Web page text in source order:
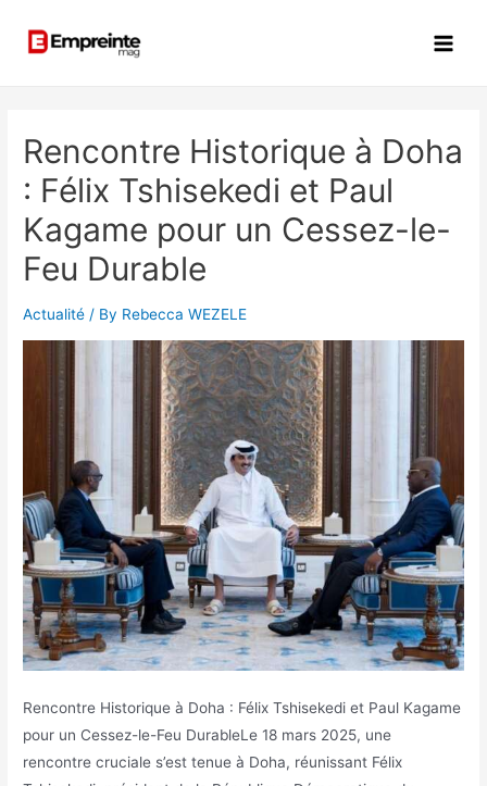
Rencontre Historique à Doha
: Félix Tshisekedi et Paul
Kagame pour un Cessez-le-
Feu Durable
Actualité / By Rebecca WEZELE
Rencontre Historique à Doha : Félix Tshisekedi et Paul Kagame
pour un Cessez-le-Feu DurableLe 18 mars 2025, une
rencontre cruciale s’est tenue à Doha, réunissant Félix